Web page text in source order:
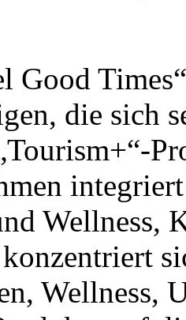
Good
die sich
Wellness,
Wellness,